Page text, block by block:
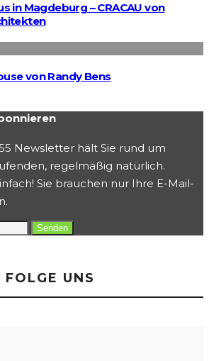
in Magdeburg – CRACAU von
von Randy Bens
Newsletter hält Sie rund um
regelmäßig natürlich.
Sie brauchen nur Ihre E-Mail-
FOLGE UNS